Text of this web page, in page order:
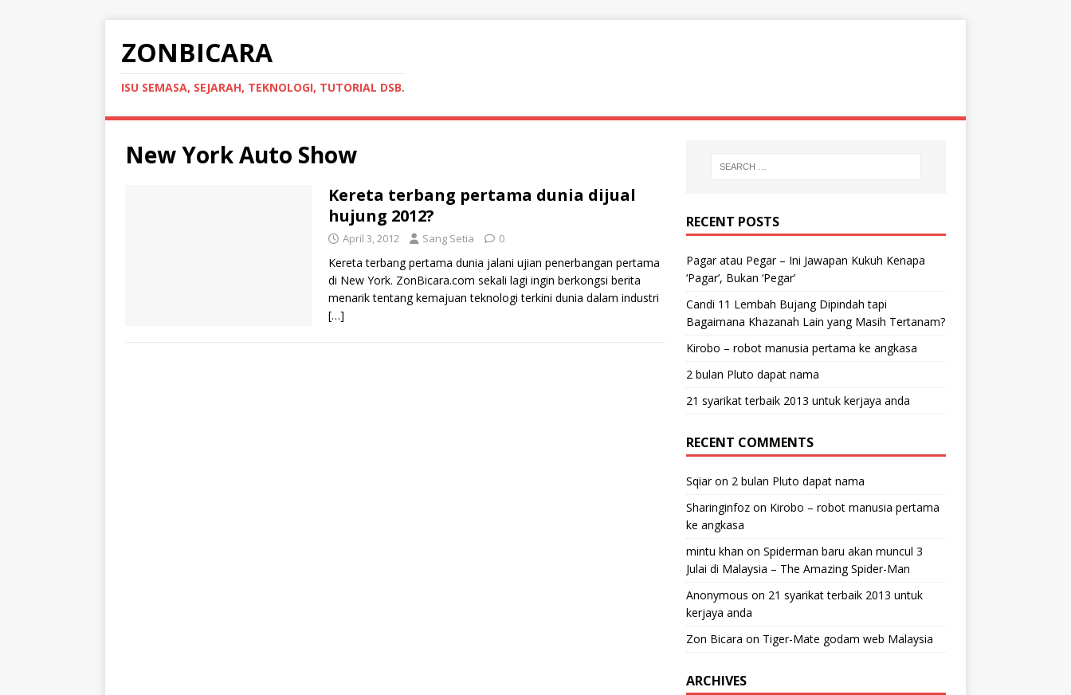
ZONBICARA
ISU SEMASA, SEJARAH, TEKNOLOGI, TUTORIAL DSB.
New York Auto Show
Kereta terbang pertama dunia dijual
hujung 2012?
April 3, 2012 Sang Setia 0
Kereta terbang pertama dunia jalani ujian penerbangan pertama
di New York. ZonBicara.com sekali lagi ingin berkongsi berita
menarik tentang kemajuan teknologi terkini dunia dalam industri
[…]
RECENT POSTS
Pagar atau Pegar – Ini Jawapan Kukuh Kenapa
‘Pagar’, Bukan ‘Pegar’
Candi 11 Lembah Bujang Dipindah tapi
Bagaimana Khazanah Lain yang Masih Tertanam?
Kirobo – robot manusia pertama ke angkasa
2 bulan Pluto dapat nama
21 syarikat terbaik 2013 untuk kerjaya anda
RECENT COMMENTS
Sqiaron 2 bulan Pluto dapat nama
Sharinginfozon Kirobo – robot manusia pertama
ke angkasa
mintu khan on Spiderman baru akan muncul 3
Julai di Malaysia – The Amazing Spider-Man
Anonymous on 21 syarikat terbaik 2013 untuk
kerjaya anda
Zon Bicara on Tiger-Mate godam web Malaysia
ARCHIVES